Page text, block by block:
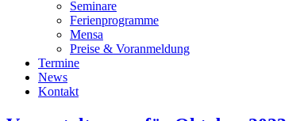
Seminare
Ferienprogramme
Mensa
Preise & Voranmeldung
Termine
News
Kontakt